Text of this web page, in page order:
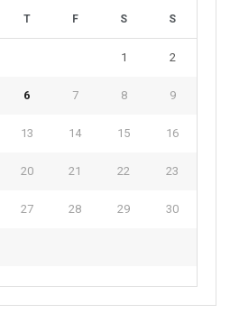
T F S S
1 2
6 7 8 9
13 14 15 16
20 21 22 23
27 28 29 30